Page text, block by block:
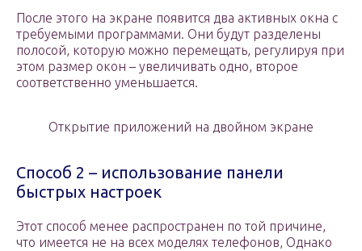
После этого на экране появится два активных окна с
требуемыми программами. Они будут разделены
полосой, которую можно перемещать, регулируя при
этом размер окон – увеличивать одно, второе
соответственно уменьшается.
Открытие приложений на двойном экране
Способ 2 – использование панели
быстрых настроек
Этот способ менее распространен по той причине,
что имеется не на всех моделях телефонов, Однако